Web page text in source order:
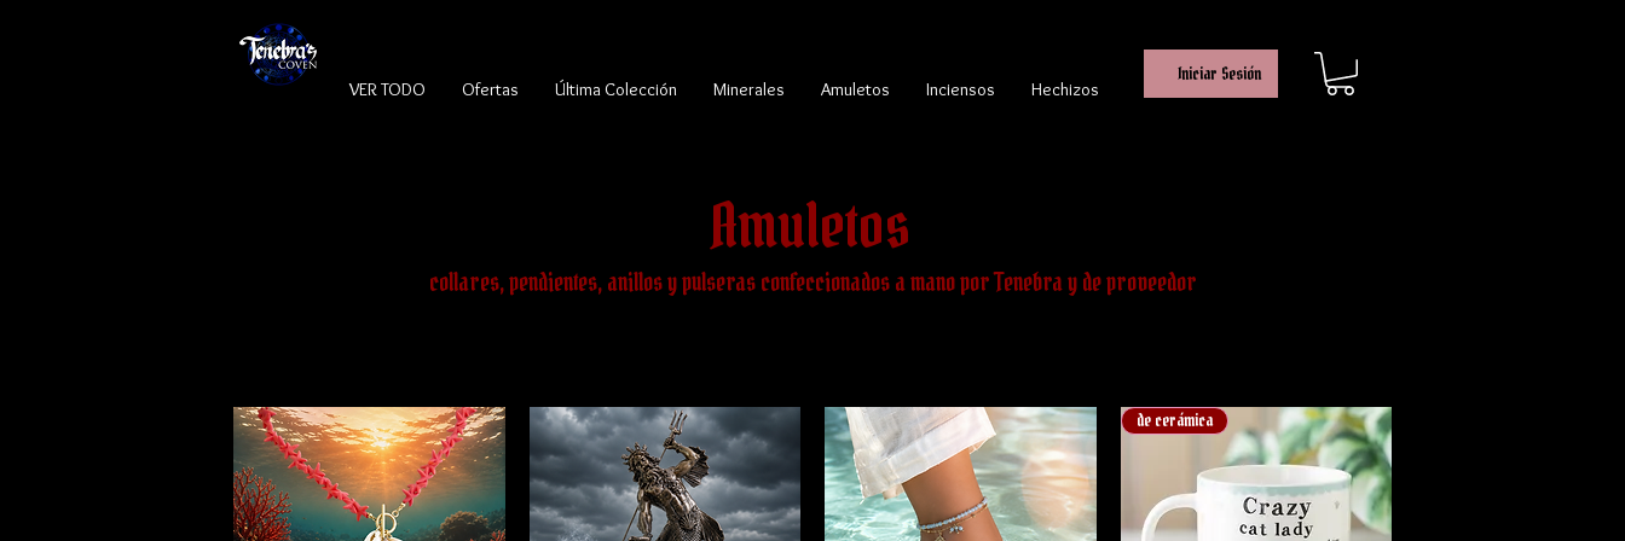
VER TODO Ofertas Última Colección Minerales Amuletos Inciensos Hechizos
Iniciar Sesión
Amuletos
collares, pendientes, anillos y pulseras confeccionados a mano por Tenebra y de proveedor
de cerámica